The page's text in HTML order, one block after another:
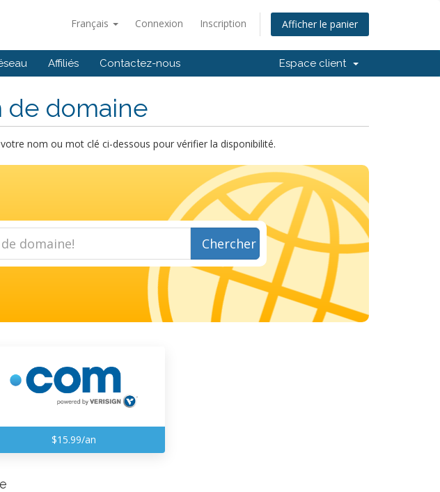
Français Connexion Inscription Afficher le panier
Affiliés Contactez-nous Espace client
de domaine
nom ou mot clé ci-dessous pour vérifier la disponibilité.
Chercher
$15.99/an